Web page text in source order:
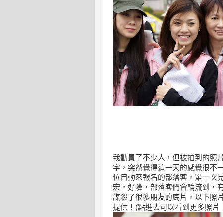
我動員了不少人，但被拍到的照
字，突然覺得這一天的感覺很不
位自動來報名的部落客，第一次
宏，好險，部落客們會輪流到，
謀殺了很多朋友的底片，以下照
提供！(點進去可以看到更多照片